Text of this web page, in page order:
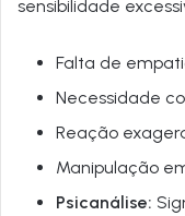
sensibilidade
Falta de
Necessidade
Reação
Manipulação
Psicanálise: